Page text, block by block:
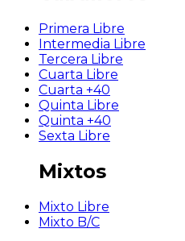
Primera Libre
Intermedia Libre
Tercera Libre
Cuarta Libre
Cuarta +40
Quinta Libre
Quinta +40
Sexta Libre
Mixtos
Mixto Libre
Mixto B/C